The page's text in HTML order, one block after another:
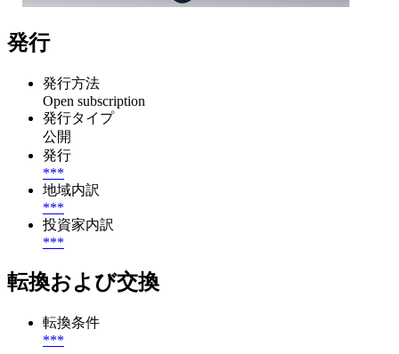
発行
発行方法
Open subscription
発行タイプ
公開
発行
***
地域内訳
***
投資家内訳
***
転換および交換
転換条件
***